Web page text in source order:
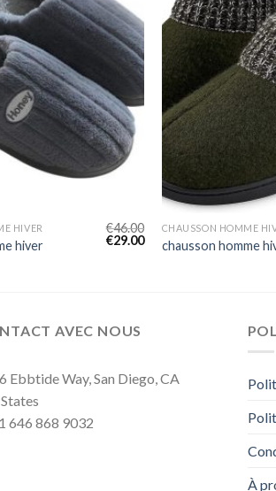
HIVER
hiver
€46.00
€29.00
CHAUSSON HOMME
chausson homme
AVEC NOUS
Ebbtide Way, San Diego, CA
646 868 9032
À